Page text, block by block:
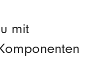
mit